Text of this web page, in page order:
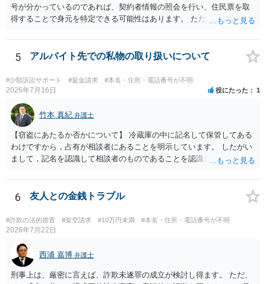
号が分かっているのであれば、契約者情報の照会を行い、住民票を取
得することで身元を特定できる可能性はあります。 ただ、他人名義の
ろです。 LINEについても、詐欺の事案であれば照会できる可能性はあ
りますが、携帯電話の番号を経由する方法より難しくなります。 身元
本的に贈与に該当する場合には返金請求ができません。 詐欺を含め、
当方に返金の理屈があるかどうかを確認していきます。 さらに、渡し
た金額について、裏付けがあるかどうかも精査します。 上記を経て、
身元の特定、返金の理屈があると判断できるのであれば、まずは交渉
からスタートすることになるでしょう。 ご理解のとおり、詐欺である
ことの立証は簡単ではありません。 刑事事件化が出来るのであれば、
返金交渉で有利になる可能性がありますが、民事上の詐欺の立証以上
に難しいところがあります。 こちらについては、一度、最寄りの警察
良いかと思います。
5 アルバイト先での私物の取り扱いについて
#少額訴訟サポート #返金請求 #本名・住所・電話番号が不明
2026年7月16日 役にたった 1
竹本 真紀 弁護士
【窃盗にあたるか否かについて】 冷蔵庫の中に記名して保管してある
わけですから，占有が相談者にあることを明示しています。 したがい
まして，記名を認識して相談者のものであることを認識していながら
盗罪が成立します。 しかし，窃盗罪は，故意犯です。 過失犯の場合に
は，窃盗罪は成立しません。処罰規定がないからです。 おそらく，持
出してしまったのでしょう。 残っているのが無記名（つまり，自分の
物に記名していない）のようですから，記名を気にしていない方だと
思います。 この場合は，過失にすぎませんから，窃盗罪は成立せず，
刑事的処罰を求めることはできません。 【弁償してもらうことは可能
か】 刑事ではなく民事の場合，不法行為に基づく損害賠償請求が問題
となります。 不法行為に基づく損害賠償請求は，故意だけではなく過
6 友人との金銭トラブル
#詐欺の法的措置 #架空請求 #10万円未満 #本名・住所・電話番号が不明
2026年7月22日
西浦 嘉博 弁護士
刑事上は、厳密に言えば、詐欺未遂罪の成立が検討し得ます。 ただ、